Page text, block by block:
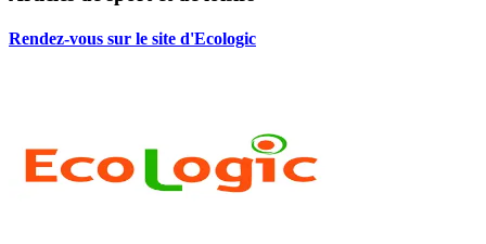
Rendez-vous sur le site d'Ecologic